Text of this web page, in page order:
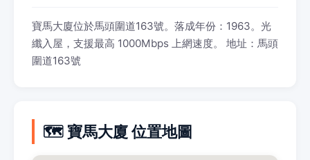
寶馬大廈位於馬頭圍道163號。落成年份：1963。光
纖入屋，支援最高 1000Mbps 上網速度。 地址：馬頭
圍道163號
🗺️ 寶馬大廈 位置地圖